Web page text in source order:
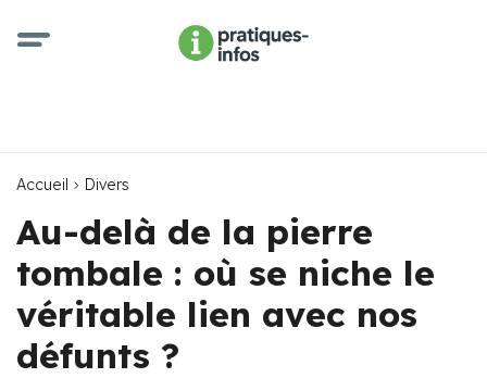
Accueil Divers
Au-delà de la pierre
tombale : où se niche le
véritable lien avec nos
défunts ?